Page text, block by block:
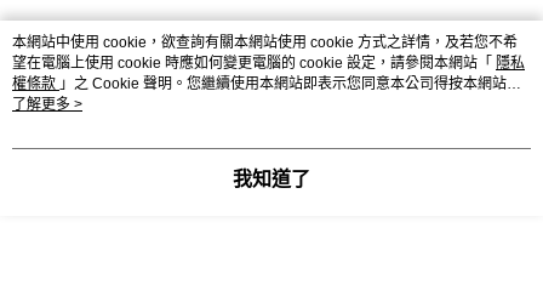
熱門標籤
本網站中使用 cookie，欲查詢有關本網站使用 cookie 方式之詳情，及若您不希
望在電腦上使用 cookie 時應如何變更電腦的 cookie 設定，請參閱本網站「 隱私
權條款 」之 Cookie 聲明。您繼續使用本網站即表示您同意本公司得按本網站使
用條款之 Cookie 聲明使用 cookie。
了解更多 >
我知道了